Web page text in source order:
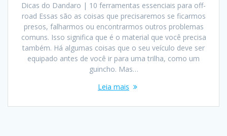
Dicas do Dandaro | 10 ferramentas essenciais para off-
road Essas são as coisas que precisaremos se ficarmos
presos, falharmos ou encontrarmos outros problemas
comuns. Isso significa que é o material que você precisa
também. Há algumas coisas que o seu veículo deve ser
equipado antes de você ir para uma trilha, como um
guincho. Mas…
Leia mais